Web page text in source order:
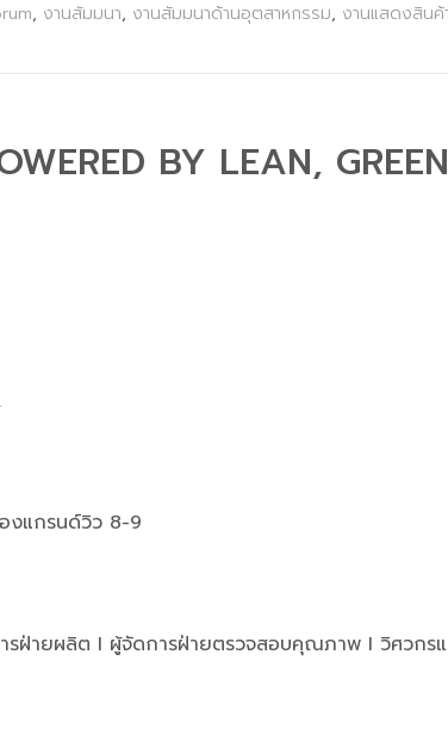
, งานสัมมนา, งานสัมมนาด้านอุตสาหกรรม, งานแสดงสินค้
BY LEAN,
งแกรนด์วิว 8-9
รฝ่ายผลิต I ผู้จัดการฝ่ายตรวจสอบคุณภาพ I วิศวกร